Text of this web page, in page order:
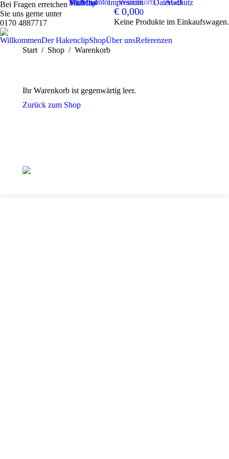
Bei Fragen erreichen
Sie uns gerne unter
0170 4887717
Widerruf Impressum Datenschutz
SiteMap
€ 0,000
Keine Produkte im Einkaufswagen.
WillkommenDer HakenclipShopÜber unsReferenzen
Sie befinden sich hier:
Start Shop Warenkorb
Ihr Warenkorb ist gegenwärtig leer.
Zurück zum Shop